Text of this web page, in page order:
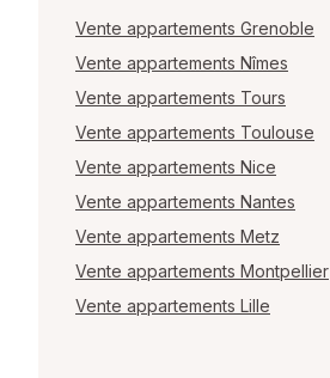
Vente appartements Grenoble
Vente appartements Nîmes
Vente appartements Tours
Vente appartements Toulouse
Vente appartements Nice
Vente appartements Nantes
Vente appartements Metz
Vente appartements Montpellier
Vente appartements Lille